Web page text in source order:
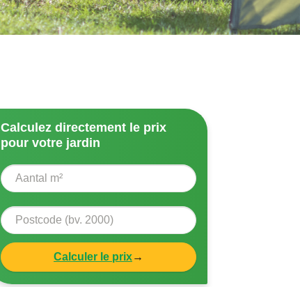
Calculez directement le prix
pour votre jardin
Calculer le prix→